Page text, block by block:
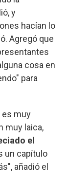
y
hacían lo
Agregó que
cosa en
para
es muy
muy laica,
el
un capítulo
añadió el